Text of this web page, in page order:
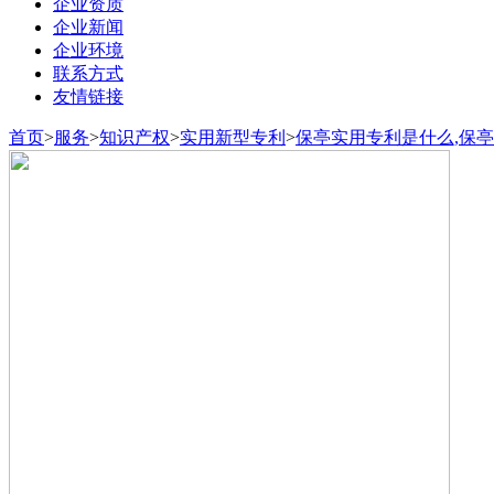
企业资质
企业新闻
企业环境
联系方式
友情链接
首页>服务>知识产权>实用新型专利 >保亭实用专利是什么,保